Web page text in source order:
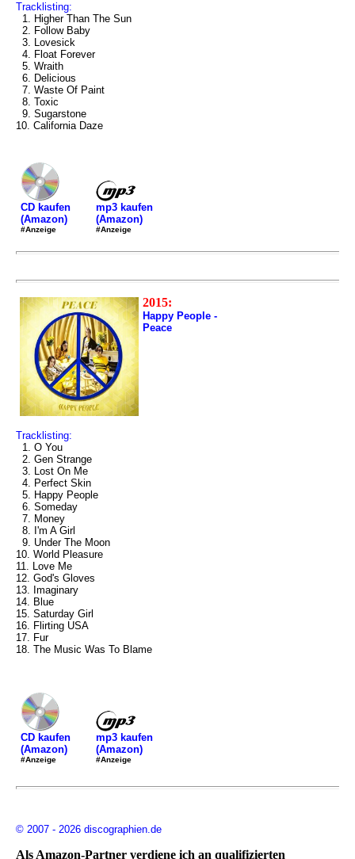
Tracklisting:
1. Higher Than The Sun
2. Follow Baby
3. Lovesick
4. Float Forever
5. Wraith
6. Delicious
7. Waste Of Paint
8. Toxic
9. Sugarstone
10. California Daze
CD kaufen
(Amazon)
#Anzeige
mp3 kaufen
(Amazon)
#Anzeige
2015:
Happy People -
Peace
Tracklisting:
1. O You
2. Gen Strange
3. Lost On Me
4. Perfect Skin
5. Happy People
6. Someday
7. Money
8. I'm A Girl
9. Under The Moon
10. World Pleasure
11. Love Me
12. God's Gloves
13. Imaginary
14. Blue
15. Saturday Girl
16. Flirting USA
17. Fur
18. The Music Was To Blame
CD kaufen
(Amazon)
#Anzeige
mp3 kaufen
(Amazon)
#Anzeige
© 2007 - 2026 discographien.de
Als Amazon-Partner verdiene ich an qualifizierten